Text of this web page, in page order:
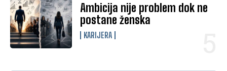
Ambicija nije problem dok ne
postane ženska
KARIJERA